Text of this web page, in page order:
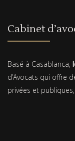
Cabinet
Basé à Casablanca,
d’Avocats qui offre
privées et